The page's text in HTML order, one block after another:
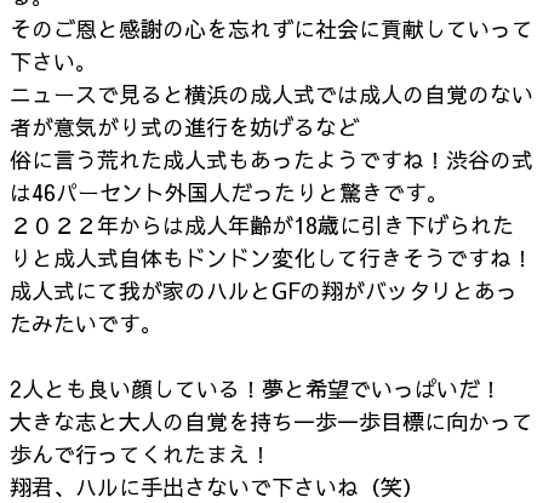
そのご恩と感謝の心を忘れずに社会に貢献していって
下さい。
ニュースで見ると横浜の成人式では成人の自覚のない
者が意気がり式の進行を妨げるなど
俗に言う荒れた成人式もあったようですね！渋谷の式
は46パーセント外国人だったりと驚きです。
２０２２年からは成人年齢が18歳に引き下げられた
りと成人式自体もドンドン変化して行きそうですね！
成人式にて我が家のハルとGFの翔がバッタリとあっ
たみたいです。
2人とも良い顔している！夢と希望でいっぱいだ！
大きな志と大人の自覚を持ち一歩一歩目標に向かって
歩んで行ってくれたまえ！
翔君、ハルに手出さないで下さいね（笑）